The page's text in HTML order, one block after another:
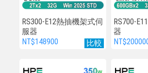
比較
RS300-E12熱抽機架式伺
服器
NT$148900
RS700-
器